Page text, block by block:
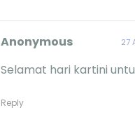
Anonymous 27
Selamat hari kartini
Reply